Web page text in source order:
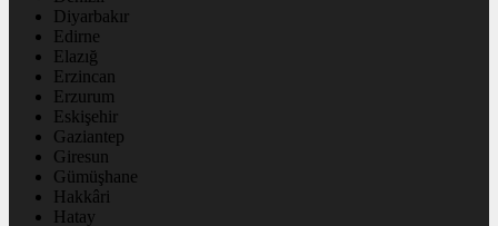
Diyarbakır
Edirne
Elazığ
Erzincan
Erzurum
Eskişehir
Gaziantep
Giresun
Gümüşhane
Hakkâri
Hatay